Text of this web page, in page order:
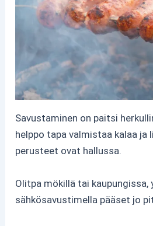
Savustaminen on paitsi
helppo tapa valmistaa kalaa ja
perusteet ovat hallussa.
Olitpa mökillä tai kaupungissa,
sähkösavustimella pääset jo